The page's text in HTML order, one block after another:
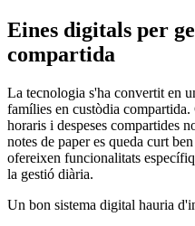
Eines digitals per
compartida
La tecnologia s'ha convertit en
famílies en custòdia
horaris i despeses compartides
notes de paper es queda curt
ofereixen funcionalitats
la gestió diària.
Un bon sistema digital hauria